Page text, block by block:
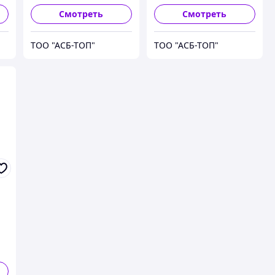
мм RAMСмотреть
ТОО "АСБ-ТОП"
мм RAMСмотреть
ТОО "АСБ-ТОП"